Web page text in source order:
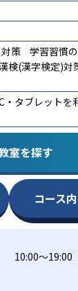
策 学習習慣
検(漢字検定)対
・タブレットを
室を探す
コース
10:00～19:00